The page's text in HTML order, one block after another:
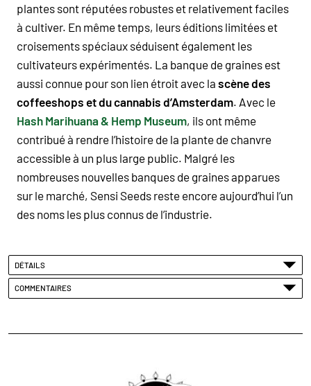
plantes sont réputées robustes et relativement faciles
à cultiver. En même temps, leurs éditions limitées et
croisements spéciaux séduisent également les
cultivateurs expérimentés. La banque de graines est
aussi connue pour son lien étroit avec la scène des
coffeeshops et du cannabis d’Amsterdam. Avec le
Hash Marihuana & Hemp Museum, ils ont même
contribué à rendre l’histoire de la plante de chanvre
accessible à un plus large public. Malgré les
nombreuses nouvelles banques de graines apparues
sur le marché, Sensi Seeds reste encore aujourd’hui l’un
des noms les plus connus de l’industrie.
DÉTAILS
COMMENTAIRES